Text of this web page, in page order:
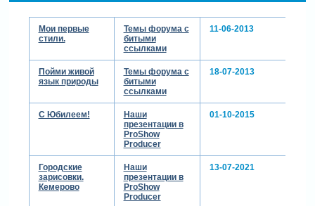
Мои первые
стили.
Темы форума с
битыми
ссылками
11-06-2013
Пойми живой
язык природы
Темы форума с
битыми
ссылками
18-07-2013
С Юбилеем!
Наши
презентации в
ProShow
Producer
01-10-2015
Городские
зарисовки.
Кемерово
Наши
презентации в
ProShow
Producer
13-07-2021